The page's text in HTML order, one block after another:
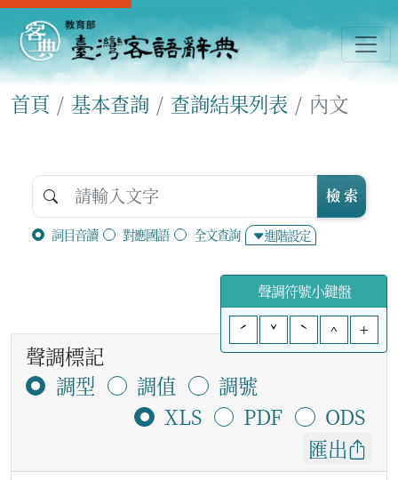
首頁 基本查詢 查詢結果列表 內文
詞目音讀 對應國語 全文查詢 進階設定
檢 索
聲調符號小鍵盤
ˊ
ˇ ˋ ^ +
聲調標記
調型
調值
調號
XLS
PDF
ODS
匯出